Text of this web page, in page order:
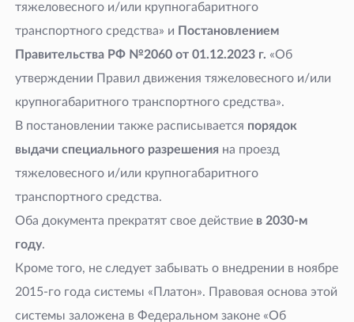
тяжеловесного и/или крупногабаритного
транспортного средства» и Постановлением
Правительства РФ №2060 от 01.12.2023 г. «Об
утверждении Правил движения тяжеловесного и/или
крупногабаритного транспортного средства».
В постановлении также расписывается порядок
выдачи специального разрешения на проезд
тяжеловесного и/или крупногабаритного
транспортного средства.
Оба документа прекратят свое действие в 2030-м
году.
Кроме того, не следует забывать о внедрении в ноябре
2015-го года системы «Платон». Правовая основа этой
системы заложена в Федеральном законе «Об